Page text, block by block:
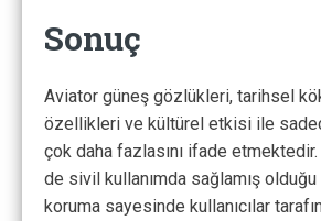
Sonuç
Aviator güneş gözlükleri, tarihsel
özellikleri ve kültürel etkisi ile
çok daha fazlasını ifade
de sivil kullanımda sağlamış
koruma sayesinde kullanıcılar